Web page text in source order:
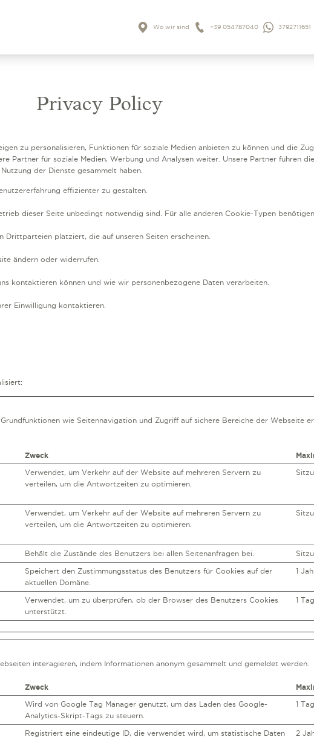
Wo wir sind +39 054787040 3792711651
Privacy Policy
zu personalisieren, Funktionen für soziale Medien anbieten zu können und die
Partner für soziale Medien, Werbung und Analysen weiter. Unsere Partner führen
der Dienste gesammelt haben.
effizienter zu gestalten.
dieser Seite unbedingt notwendig sind. Für alle anderen Cookie-Typen
platziert, die auf unseren Seiten erscheinen.
ändern oder widerrufen.
kontaktieren können und wie wir personenbezogene Daten verarbeiten.
Einwilligung kontaktieren.
wie Seitennavigation und Zugriff auf sichere Bereiche der Webseite
Zweck
Verwendet, um Verkehr auf der Website auf mehreren Servern zu
verteilen, um die Antwortzeiten zu optimieren.
Verwendet, um Verkehr auf der Website auf mehreren Servern zu
verteilen, um die Antwortzeiten zu optimieren.
Behält die Zustände des Benutzers bei allen Seitenanfragen bei.
Speichert den Zustimmungsstatus des Benutzers für Cookies auf der
aktuellen Domäne.
1
Verwendet, um zu überprüfen, ob der Browser des Benutzers Cookies
unterstützt.
1 Tag
interagieren, indem Informationen anonym gesammelt und gemeldet werden.
Zweck
Wird von Google Tag Manager genutzt, um das Laden des Google-
Analytics-Skript-Tags zu steuern.
1 Tag
Registriert eine eindeutige ID, die verwendet wird, um statistische Daten
2